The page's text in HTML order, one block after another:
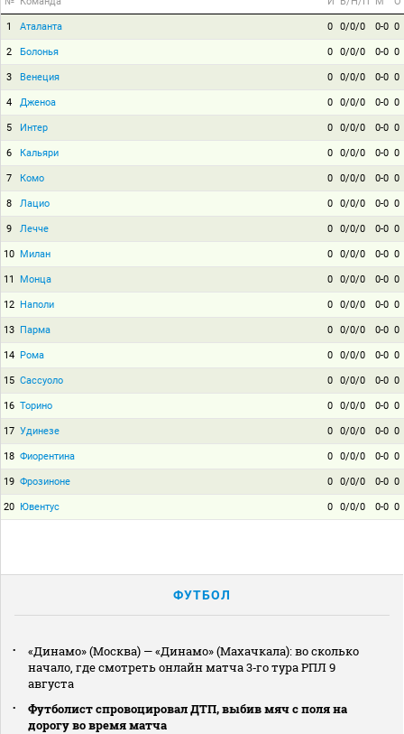
1 Аталанта 0 0/0/0 0-0 0
2 Болонья 0 0/0/0 0-0 0
3 Венеция 0 0/0/0 0-0 0
4 Дженоа 0 0/0/0 0-0 0
5 Интер 0 0/0/0 0-0 0
6 Кальяри 0 0/0/0 0-0 0
7 Комо 0 0/0/0 0-0 0
8 Лацио 0 0/0/0 0-0 0
9 Лечче 0 0/0/0 0-0 0
10 Милан 0 0/0/0 0-0 0
11 Монца 0 0/0/0 0-0 0
12 Наполи 0 0/0/0 0-0 0
13 Парма 0 0/0/0 0-0 0
14 Рома 0 0/0/0 0-0 0
15 Сассуоло 0 0/0/0 0-0 0
16 Торино 0 0/0/0 0-0 0
17 Удинезе 0 0/0/0 0-0 0
18 Фиорентина 0 0/0/0 0-0 0
19 Фрозиноне 0 0/0/0 0-0 0
20 Ювентус 0 0/0/0 0-0 0
ФУТБОЛ
«Динамо» (Москва) — «Динамо» (Махачкала): во сколько
начало, где смотреть онлайн матча 3‑го тура РПЛ 9
августа
Футболист спровоцировал ДТП, выбив мяч с поля на
дорогу во время матча